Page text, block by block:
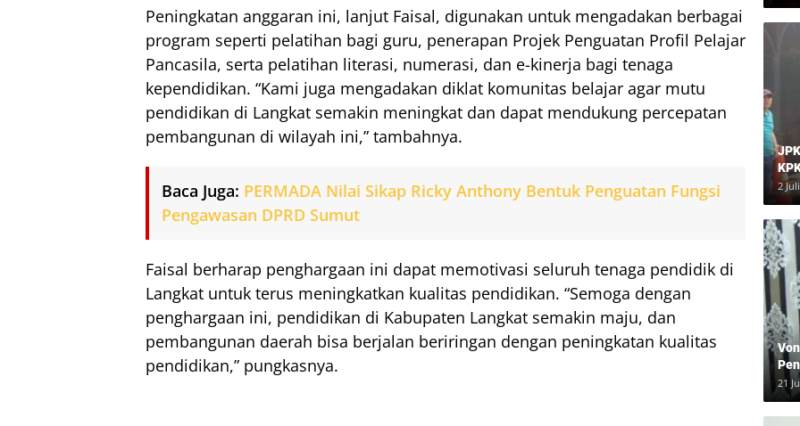
Peningkatan anggaran ini, lanjut Faisal, digunakan untuk mengadakan berbagai
program seperti pelatihan bagi guru, penerapan Projek Penguatan Profil Pelajar
Pancasila, serta pelatihan literasi, numerasi, dan e-kinerja bagi tenaga
kependidikan. “Kami juga mengadakan diklat komunitas belajar agar mutu
pendidikan di Langkat semakin meningkat dan dapat mendukung percepatan
pembangunan di wilayah ini,” tambahnya.
Baca Juga: PERMADA Nilai Sikap Ricky Anthony Bentuk Penguatan Fungsi
Pengawasan DPRD Sumut
Faisal berharap penghargaan ini dapat memotivasi seluruh tenaga pendidik di
Langkat untuk terus meningkatkan kualitas pendidikan. “Semoga dengan
penghargaan ini, pendidikan di Kabupaten Langkat semakin maju, dan
pembangunan daerah bisa berjalan beriringan dengan peningkatan kualitas
pendidikan,” pungkasnya.
2
21